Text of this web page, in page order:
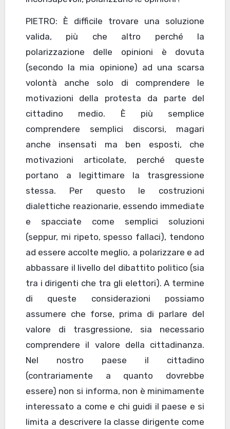
PIETRO: È difficile trovare una soluzione
valida, più che altro perché la
polarizzazione delle opinioni è dovuta
(secondo la mia opinione) ad una scarsa
volontà anche solo di comprendere le
motivazioni della protesta da parte del
cittadino medio. È più semplice
comprendere semplici discorsi, magari
anche insensati ma ben esposti, che
motivazioni articolate, perché queste
portano a legittimare la trasgressione
stessa. Per questo le costruzioni
dialettiche reazionarie, essendo immediate
e spacciate come semplici soluzioni
(seppur, mi ripeto, spesso fallaci), tendono
ad essere accolte meglio, a polarizzare e ad
abbassare il livello del dibattito politico (sia
tra i dirigenti che tra gli elettori). A termine
di queste considerazioni possiamo
assumere che forse, prima di parlare del
valore di trasgressione, sia necessario
comprendere il valore della cittadinanza.
Nel nostro paese il cittadino
(contrariamente a quanto dovrebbe
essere) non si informa, non è minimamente
interessato a come e chi guidi il paese e si
limita a descrivere la classe dirigente come